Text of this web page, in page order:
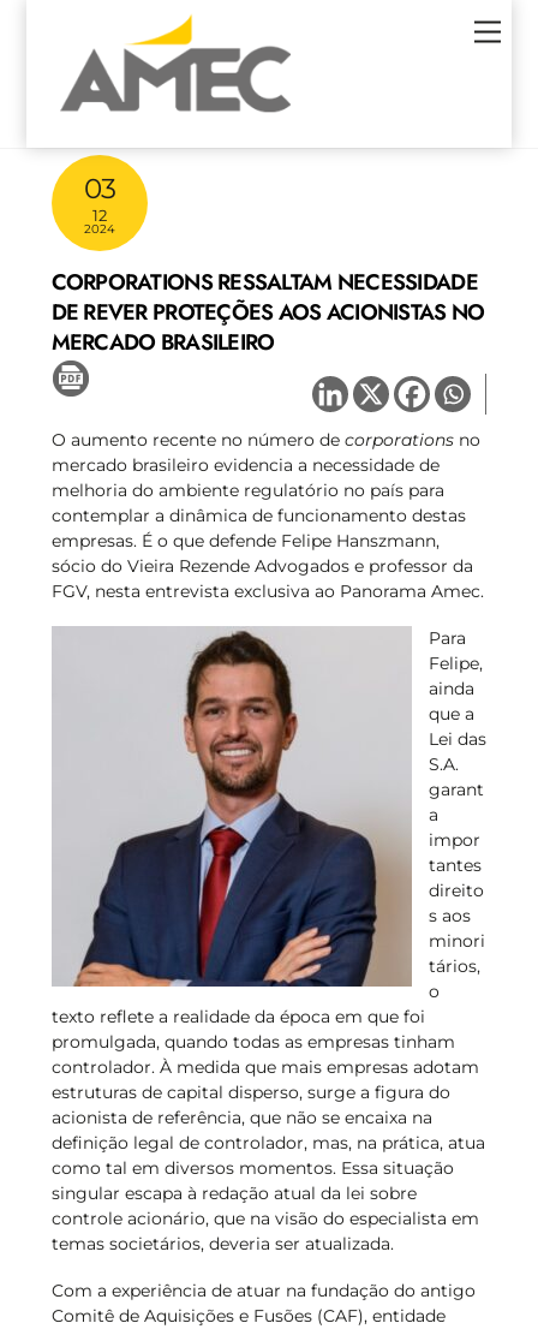
03
12
2024
CORPORATIONS RESSALTAM NECESSIDADE
DE REVER PROTEÇÕES AOS ACIONISTAS NO
MERCADO BRASILEIRO
O aumento recente no número de corporationsno
mercado brasileiro evidencia a necessidade de
melhoria do ambiente regulatório no país para
contemplar a dinâmica de funcionamento destas
empresas. É o que defende Felipe Hanszmann,
sócio do Vieira Rezende Advogados e professor da
FGV, nesta entrevista exclusiva ao Panorama Amec.
Para
Felipe,
ainda
que a
Lei das
S.A.
garant
a
impor
tantes
direito
s aos
minori
tários,
o
texto reflete a realidade da época em que foi
promulgada, quando todas as empresas tinham
controlador. À medida que mais empresas adotam
estruturas de capital disperso, surge a figura do
acionista de referência, que não se encaixa na
definição legal de controlador, mas, na prática, atua
como tal em diversos momentos. Essa situação
singular escapa à redação atual da lei sobre
controle acionário, que na visão do especialista em
temas societários, deveria ser atualizada.
Com a experiência de atuar na fundação do antigo
Comitê de Aquisições e Fusões (CAF), entidade